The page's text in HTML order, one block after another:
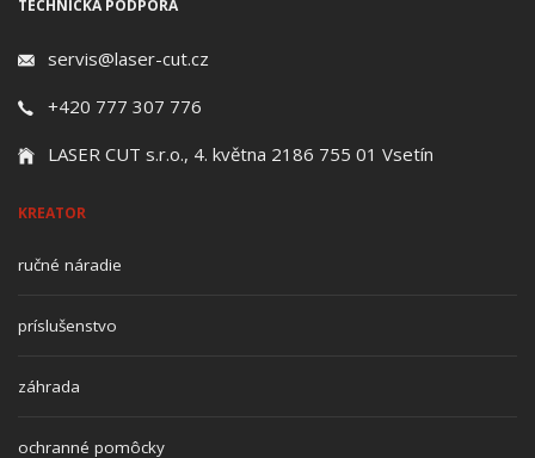
TECHNICKÁ PODPORA
servis@laser-cut.cz
+420 777 307 776
LASER CUT s.r.o., 4. května 2186 755 01 Vsetín
KREATOR
ručné náradie
príslušenstvo
záhrada
ochranné pomôcky